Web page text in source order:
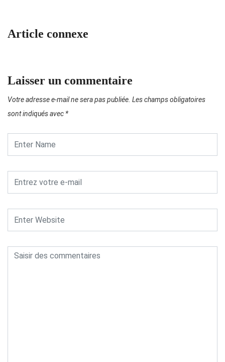
Article connexe
Laisser un commentaire
Votre adresse e-mail ne sera pas publiée. Les champs obligatoires
sont indiqués avec *